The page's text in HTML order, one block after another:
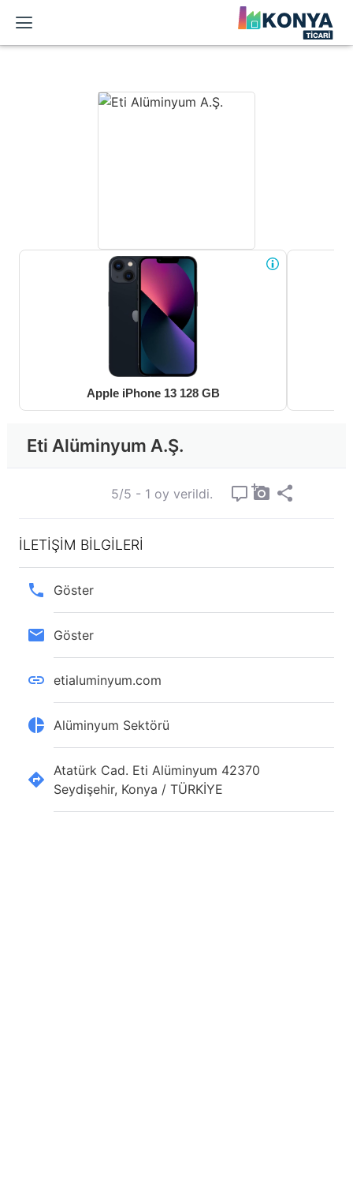
Apple iPhone 13 128 GB
Eti Alüminyum A.Ş.
5/5 - 1 oy verildi.
İLETİŞİM BİLGİLERİ
Göster
Göster
etialuminyum.com
Alüminyum Sektörü
Atatürk Cad. Eti Alüminyum 42370
Seydişehir, Konya / TÜRKİYE